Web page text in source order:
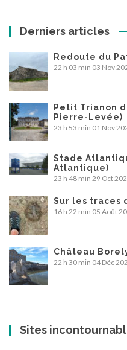
Derniers articles
Redoute du
22 h 03 min 03 Nov
Petit Trianon
Pierre-Levée)
23 h 53 min 01 Nov
Stade
Atlantique)
23 h 48 min 29 Oct
Sur les traces
16 h 22 min 05 Août
Château
22 h 30 min 04 Déc
Sites